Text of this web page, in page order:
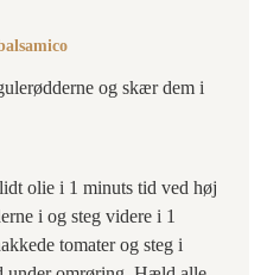
og skær dem i
olie i 1 minuts tid ved høj
i og steg videre i 1
tomater og steg i